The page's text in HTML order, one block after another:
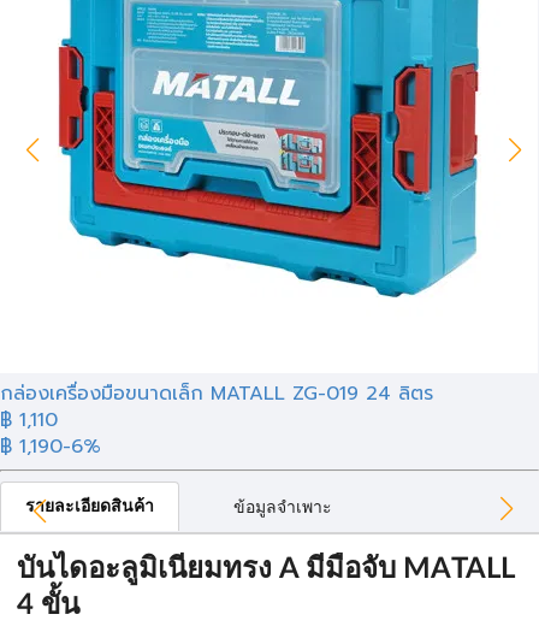
กล่องเครื่องมือขนาดเล็ก MATALL ZG-019 24 ลิตร
฿ 1,110
฿ 1,190-6%
รายละเอียดสินค้า ข้อมูลจำเพาะ
บันไดอะลูมิเนียมทรง A มีมือจับ MATALL
4 ขั้น